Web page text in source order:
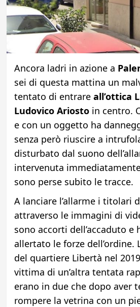
Ancora ladri in azione a
sei di questa mattina un
tentato di entrare all’ottica
Ludovico Ariostoin centro.
e con un oggetto ha
senza però riuscire a
disturbato dal suono
intervenuta
sono perse subito le tracce.
A lanciare l’allarme i titolari
attraverso le immagini di
sono accorti dell’accaduto e
allertato le forze dell’ordine.
del quartiere Libertà nel
vittima di un’altra tentata
erano in due che dopo aver
rompere la vetrina con un